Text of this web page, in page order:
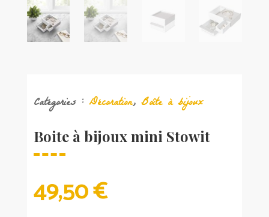
Catégories : Décoration, Boîte à bijoux
Boite à bijoux mini Stowit
49,50€